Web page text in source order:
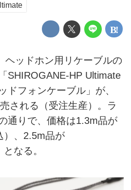
ッドホン用リケーブルの
SHIROGANE-HP Ultimate
ドフォンケーブル」が、
される（受注生産）。ラ
通りで、価格は1.3m品が
）、2.5m品が
なる。